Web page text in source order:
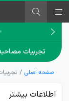
تجربیات
صفحه اصلی
اطلاعات بیشتر